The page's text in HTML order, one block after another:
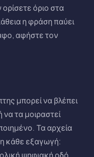
όριο στα
η φράση παύει
αφήστε τον
μπορεί να βλέπει
τα μοιραστεί
Τα αρχεία
κάθε εξαγωγή:
ψηφιακή οδό.